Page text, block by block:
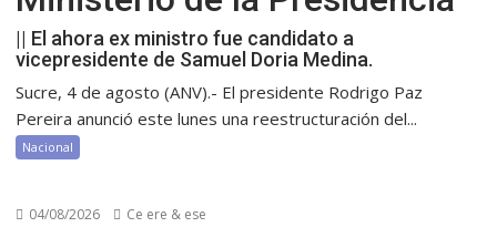
|| El ahora ex ministro fue candidato a
vicepresidente de Samuel Doria Medina.
Sucre, 4 de agosto (ANV).- El presidente Rodrigo Paz
Pereira anunció este lunes una reestructuración del...
Nacional
04/08/2026 Ce ere & ese